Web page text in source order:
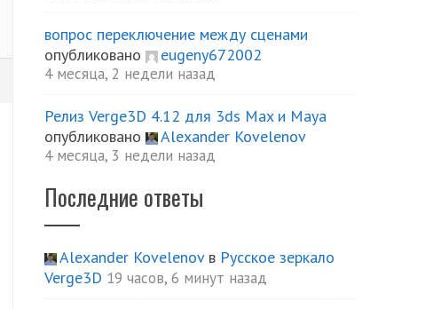
вопрос переключение между сценами
опубликовано
eugeny672002
4 месяца, 2 недели назад
Релиз Verge3D 4.12 для 3ds Max и Maya
опубликовано
Alexander Kovelenov
4 месяца, 3 недели назад
Последние ответы
Alexander Kovelenovв Русское зеркало
Verge3D 19 часов, 6 минут назад